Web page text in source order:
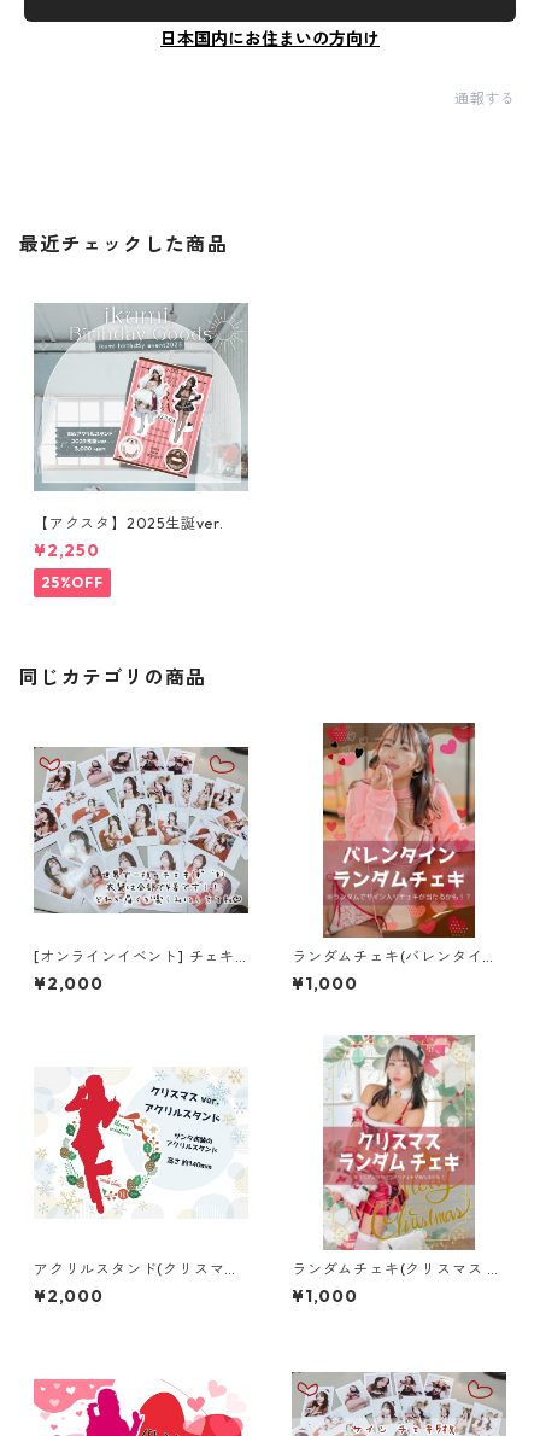
日本国内にお住まいの方向け
通報する
最近チェックした商品
【アクスタ】2025生誕ver.
¥2,250
25%OFF
同じカテゴリの商品
[オンラインイベント] チェキ
サイン会 サインチェキ
¥2,000
ランダムチェキ(バレンタイン
ver.)
¥1,000
アクリルスタンド(クリスマス
ver.)
¥2,000
ランダムチェキ(クリスマス ve
r.)
¥1,000